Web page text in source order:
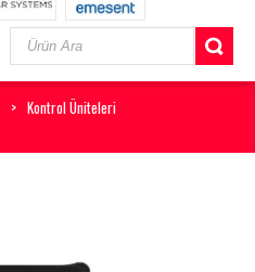
Kontrol Üniteleri